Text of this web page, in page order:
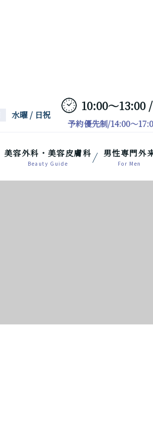
水曜 / 日祝
10:00～13:00
予約優先制/14:00～
美容外科・美容皮膚科 男性専門外